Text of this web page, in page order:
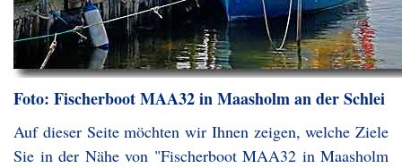
Foto: Fischerboot MAA32 in Maasholm an der Schlei
Auf dieser Seite möchten wir Ihnen zeigen, welche Ziele
Sie in der Nähe von "Fischerboot MAA32 in Maasholm